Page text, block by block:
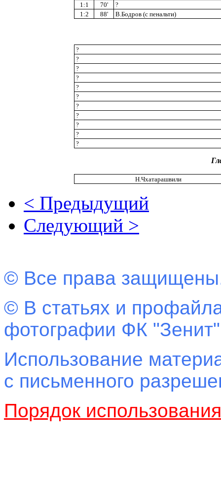
1:1
70'
?
1:2
88' В.Бодров (с пенальти)
?
?
?
?
?
?
?
?
?
?
?
Н.Чхатарашвили
< Предыдущий
Следующий >
© Все права
© В статьях и
фотографии ФК
Использование
с письменного
Порядок